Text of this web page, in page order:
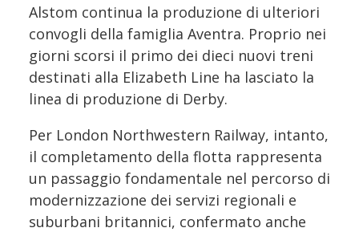
Alstom continua la produzione di ulteriori
convogli della famiglia Aventra. Proprio nei
giorni scorsi il primo dei dieci nuovi treni
destinati alla Elizabeth Line ha lasciato la
linea di produzione di Derby.
Per London Northwestern Railway, intanto,
il completamento della flotta rappresenta
un passaggio fondamentale nel percorso di
modernizzazione dei servizi regionali e
suburbani britannici, confermato anche